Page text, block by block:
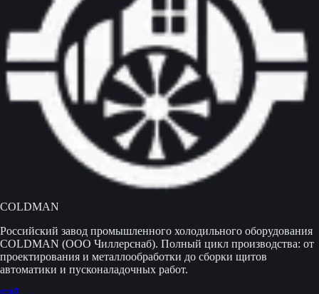
COLDMAN
Российский завод промышленного холодильного оборудования
COLDMAN (ООО Чиллерснаб). Полный цикл производства: от
проектирования и металлообработки до сборки щитов
автоматики и пусконаладочных работ.